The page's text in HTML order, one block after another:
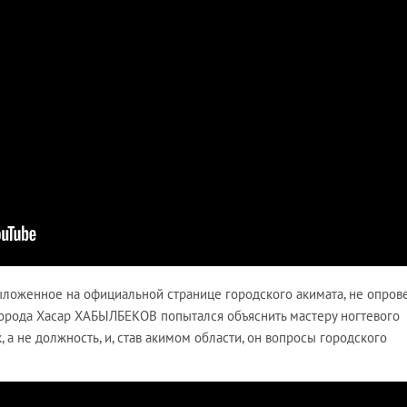
на официальной странице городского акимата, не
Хасар ХАБЫЛБЕКОВ попытался объяснить мастеру ногтевого
а не должность, и, став акимом области, он вопросы городского